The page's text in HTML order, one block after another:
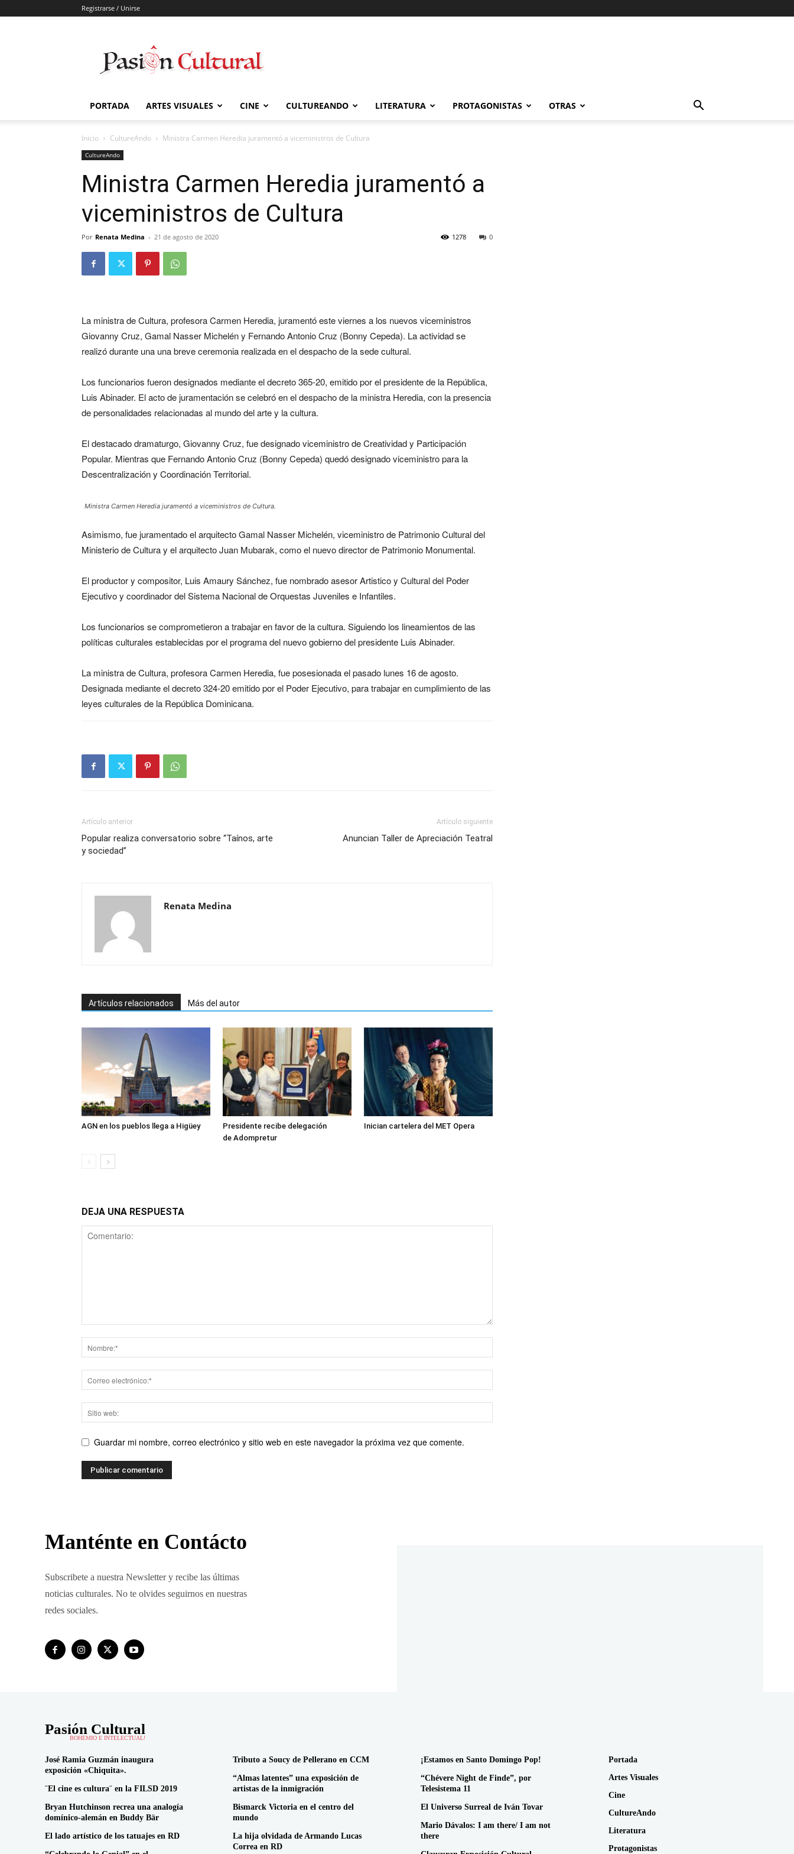
Registrarse / Unirse
Cultural
PORTADA ARTES VISUALES CINE CULTUREANDO LITERATURA PROTAGONISTAS OTRAS
Inicio CultureAndo Ministra Carmen Heredia juramentó a viceministros de Cultura
CultureAndo
Ministra Carmen Heredia juramentó a
viceministros de Cultura
Por Renata Medina - 21 de agosto de 2020 0
1278
La ministra de Cultura, profesora Carmen Heredia, juramentó este viernes a los nuevos viceministros
Giovanny Cruz, Gamal Nasser Michelén y Fernando Antonio Cruz (Bonny Cepeda). La actividad se
realizó durante una una breve ceremonia realizada en el despacho de la sede cultural.
Los funcionarios fueron designados mediante el decreto 365-20, emitido por el presidente de la República,
Luis Abinader. El acto de juramentación se celebró en el despacho de la ministra Heredia, con la presencia
de personalidades relacionadas al mundo del arte y la cultura.
El destacado dramaturgo, Giovanny Cruz, fue designado viceministro de Creatividad y Participación
Popular. Mientras que Fernando Antonio Cruz (Bonny Cepeda) quedó designado viceministro para la
Descentralización y Coordinación Territorial.
Ministra Carmen Heredia juramentó a viceministros de Cultura.
Asimismo, fue juramentado el arquitecto Gamal Nasser Michelén, viceministro de Patrimonio Cultural del
Ministerio de Cultura y el arquitecto Juan Mubarak, como el nuevo director de Patrimonio Monumental.
El productor y compositor, Luis Amaury Sánchez, fue nombrado asesor Artistico y Cultural del Poder
Ejecutivo y coordinador del Sistema Nacional de Orquestas Juveniles e Infantiles.
Los funcionarios se comprometieron a trabajar en favor de la cultura. Siguiendo los lineamientos de las
políticas culturales establecidas por el programa del nuevo gobierno del presidente Luis Abinader.
La ministra de Cultura, profesora Carmen Heredia, fue posesionada el pasado lunes 16 de agosto.
Designada mediante el decreto 324-20 emitido por el Poder Ejecutivo, para trabajar en cumplimiento de las
leyes culturales de la República Dominicana.
Artículo anterior
Popular realiza conversatorio sobre “Taínos, arte
y sociedad”
Artículo siguiente
Anuncian Taller de Apreciación Teatral
Renata Medina
Artículos relacionados Más del autor
AGN en los pueblos llega a Higüey
Presidente recibe delegación
de Adompretur
Inician cartelera del MET Opera
DEJA UNA RESPUESTA
Guardar mi nombre, correo electrónico y sitio web en este navegador la próxima vez que comente.
Manténte en Contácto
Subscribete a nuestra Newsletter y recibe las últimas
noticias culturales. No te olvides seguirnos en nuestras
redes sociales.
Pasión Cultural
BOHEMIO E INTELECTUAL!
José Ramia Guzmán inaugura
exposición «Chiquita».
¨El cine es cultura¨ en la FILSD 2019
Bryan Hutchinson recrea una analogía
domínico-alemán en Buddy Bär
El lado artístico de los tatuajes en RD
Tributo a Soucy de Pellerano en CCM
“Almas latentes” una exposición de
artistas de la inmigración
Bismarck Victoria en el centro del
mundo
La hija olvidada de Armando Lucas
Correa en RD
¡Estamos en Santo Domingo Pop!
“Chévere Night de Finde”, por
Telesistema 11
El Universo Surreal de Iván Tovar
Mario Dávalos: I am there/ I am not
there
Portada
Artes Visuales
Cine
CultureAndo
Literatura
Protagonistas